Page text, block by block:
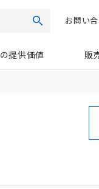
検索お問い
提供価値 販